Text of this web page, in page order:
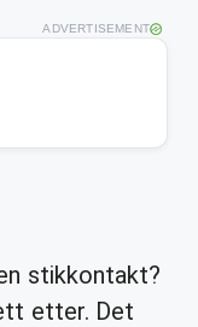
ADVERTISEMENT
stikkontakt?
etter. Det